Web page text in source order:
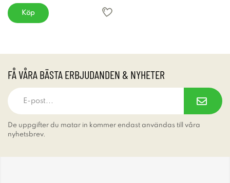
Köp
FÅ VÅRA BÄSTA ERBJUDANDEN & NYHETER
De uppgifter du matar in kommer endast användas till våra
nyhetsbrev.